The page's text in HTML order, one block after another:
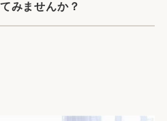
みませんか？